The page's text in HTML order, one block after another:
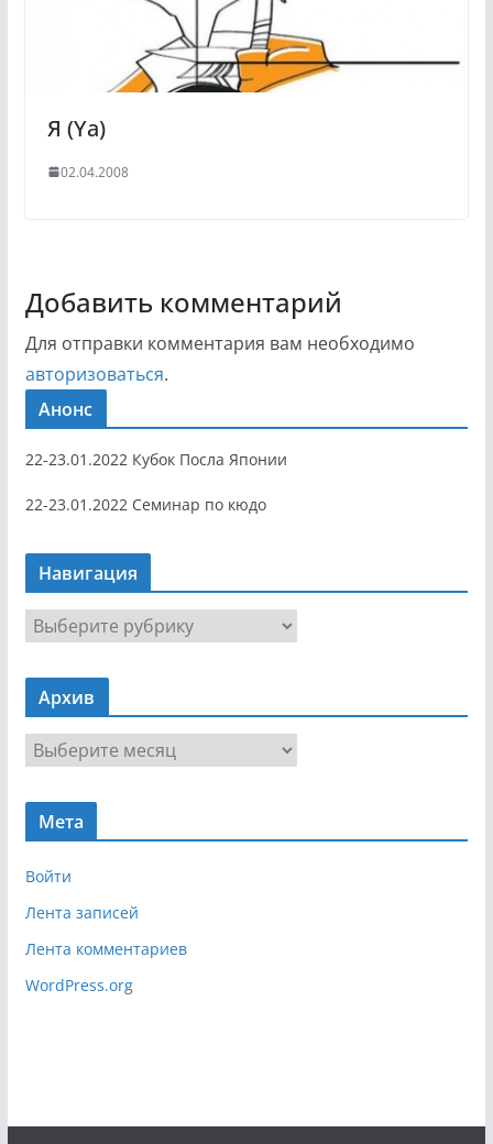
Я (Ya)
02.04.2008
Добавить комментарий
Для отправки комментария вам необходимо
авторизоваться.
Анонс
22-23.01.2022 Кубок Посла Японии
22-23.01.2022 Семинар по кюдо
Навигация
Н
а
в
г
я
Архив
р
х
Мета
Войти
Лента записей
Лента комментариев
WordPress.org